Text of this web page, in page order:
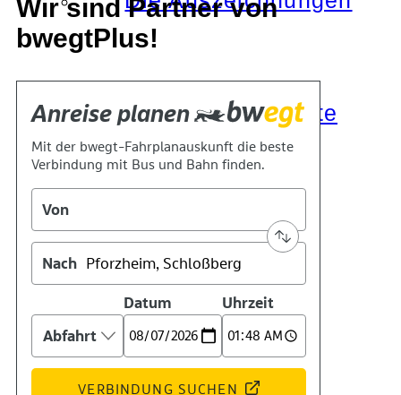
Tätigkeitsberichte
Kooperationen
Verbände
Wir sind Partner von
bwegtPlus!